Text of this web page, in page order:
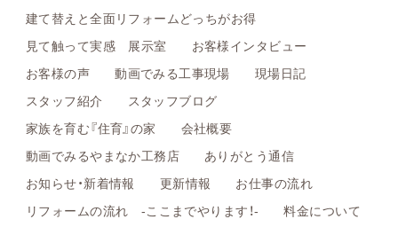
建て替えと全面リフォームどっちがお得
見て触って実感 展示室
お客様インタビュー
お客様の声
動画でみる工事現場
現場日記
スタッフ紹介
スタッフブログ
家族を育む『住育』の家
会社概要
動画でみるやまなか工務店
ありがとう通信
お知らせ・新着情報
更新情報
お仕事の流れ
リフォームの流れ -ここまでやります！-
料金について